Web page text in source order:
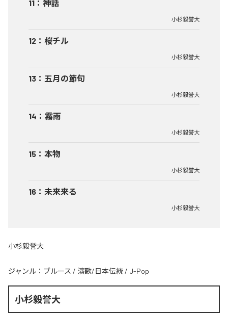
11 ： 神話
小杉毅誉大
12 ： 桜チル
小杉毅誉大
13 ： 五月の節句
小杉毅誉大
14 ： 霧雨
小杉毅誉大
15 ： 本物
小杉毅誉大
16 ： 未来来る
小杉毅誉大
小杉毅誉大
ジャンル： ブルース / 演歌/日本伝統 / J-Pop
小杉毅誉大